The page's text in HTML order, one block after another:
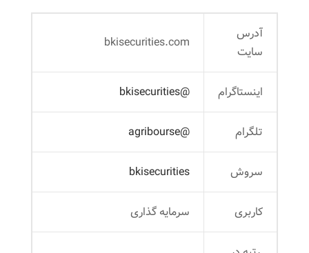
آدرس
سایت
bkisecurities.com
اینستاگرام @bkisecurities
تلگرام @agribourse
سروش bkisecurities
کاربری سرمایه گذاری